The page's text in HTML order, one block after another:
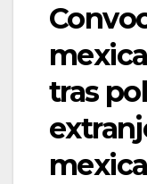
tras